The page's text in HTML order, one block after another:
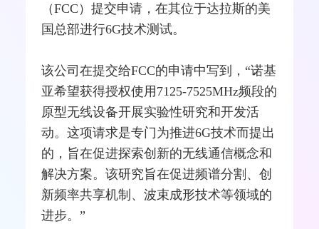
（FCC ）提交申请，在其位于达拉斯的美
国总部进行6G技术测试。
该公司在提交给FCC的申请中写到，“诺基
亚希望获得授权使用7125-7525MHz频段的
原型无线设备开展实验性研究和开发活
动。这项请求是专门为推进6G技术而提出
的，旨在促进探索创新的无线通信概念和
解决方案。该研究旨在促进频谱分割、创
新频率共享机制、波束成形技术等领域的
进步。”